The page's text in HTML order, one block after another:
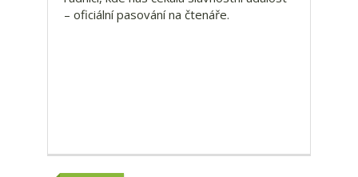
– oficiální pasování na čtenáře.